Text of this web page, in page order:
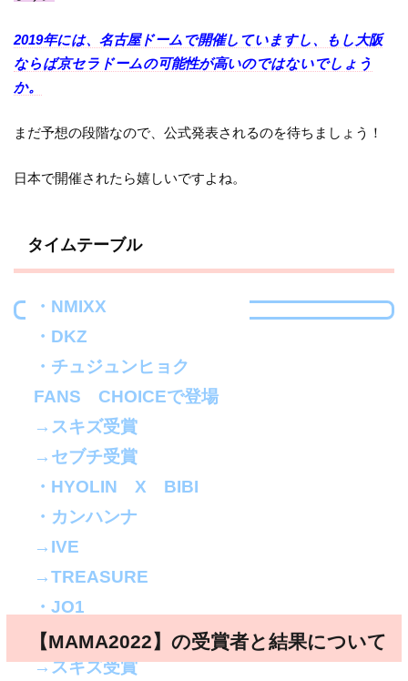
2019年には、名古屋ドームで開催していますし、もし大阪
ならば京セラドームの可能性が高いのではないでしょう
か。
まだ予想の段階なので、公式発表されるのを待ちましょう！
日本で開催されたら嬉しいですよね。
タイムテーブル
・NMIXX
・DKZ
・チュジュンヒョク
FANS CHOICEで登場
→スキズ受賞
→セブチ受賞
・HYOLIN X BIBI
・カンハンナ
→IVE
→TREASURE
・JO1
・ガビ
→スキズ受賞
【MAMA2022】の受賞者と結果について